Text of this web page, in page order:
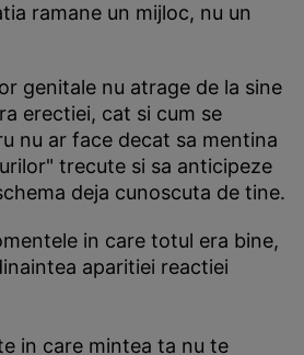
ramane un mijloc, nu un
genitale nu atrage de la sine
erectiei, cat si cum se
nu ar face decat sa mentina
trecute si sa anticipeze
deja cunoscuta de tine.
in care totul era bine,
aparitiei reactiei
in care mintea ta nu te